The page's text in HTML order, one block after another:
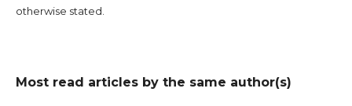
otherwise stated.
Most read articles by the same author(s)